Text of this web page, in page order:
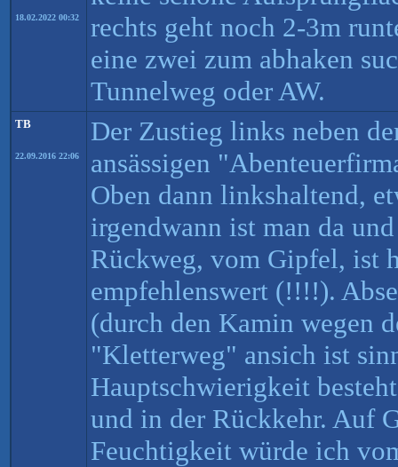
18.02.2022 00:32
rechts geht noch 2-3m
eine zwei zum abhaken
Tunnelweg oder AW.
TB
22.09.2016 22:06
Der Zustieg links neben
ansässigen
Oben dann linkshaltend,
irgendwann ist man da
Rückweg, vom Gipfel, ist
empfehlenswert (!!!!).
(durch den Kamin wegen
"Kletterweg" ansich ist
Hauptschwierigkeit
und in der Rückkehr. Auf
Feuchtigkeit würde ich